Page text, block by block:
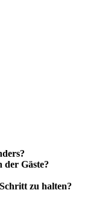
der Gäste?
zu halten?